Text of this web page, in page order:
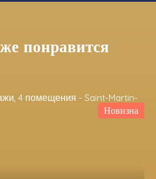
понравится
Новизна